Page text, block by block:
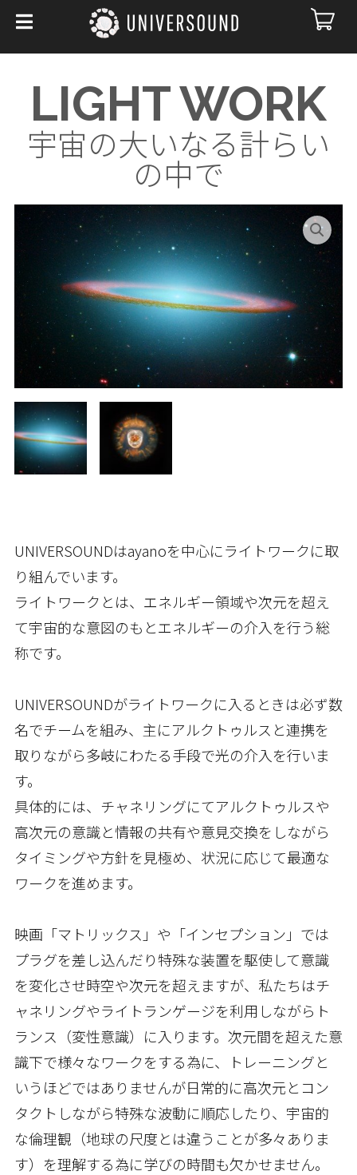
LIGHT WORK
宇宙の大いなる計らい
の中で
UNIVERSOUNDはayanoを中心にライトワークに取
り組んでいます。
ライトワークとは、エネルギー領域や次元を超え
て宇宙的な意図のもとエネルギーの介入を行う総
称です。
UNIVERSOUNDがライトワークに入るときは必ず数
名でチームを組み、主にアルクトゥルスと連携を
取りながら多岐にわたる手段で光の介入を行いま
す。
具体的には、チャネリングにてアルクトゥルスや
高次元の意識と情報の共有や意見交換をしながら
タイミングや方針を見極め、状況に応じて最適な
ワークを進めます。
映画「マトリックス」や「インセプション」では
プラグを差し込んだり特殊な装置を駆使して意識
を変化させ時空や次元を超えますが、私たちはチ
ャネリングやライトランゲージを利用しながらト
ランス（変性意識）に入ります。次元間を超えた意
識下で様々なワークをする為に、トレーニングと
いうほどではありませんが日常的に高次元とコン
タクトしながら特殊な波動に順応したり、宇宙的
な倫理観（地球の尺度とは違うことが多々ありま
す）を理解する為に学びの時間も欠かせません。